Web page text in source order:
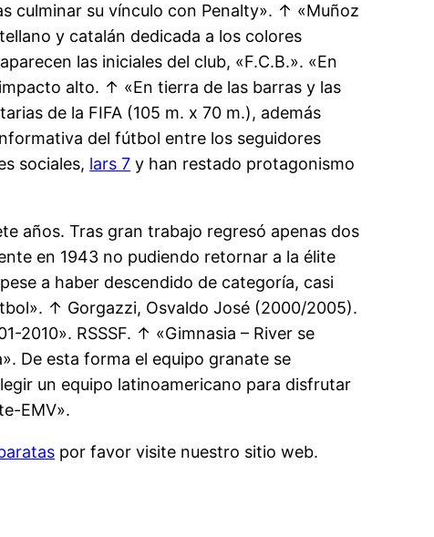
culminar su vínculo con Penalty». ↑ «Muñoz
y catalán dedicada a los colores
las iniciales del club, «F.C.B.». «En
alto. ↑ «En tierra de las barras y las
de la FIFA (105 m. x 70 m.), además
del fútbol entre los seguidores
sociales, lars 7 y han restado protagonismo
años. Tras gran trabajo regresó apenas dos
en 1943 no pudiendo retornar a la élite
a haber descendido de categoría, casi
↑ Gorgazzi, Osvaldo José (2000/2005).
2010». RSSSF. ↑ «Gimnasia – River se
De esta forma el equipo granate se
un equipo latinoamericano para disfrutar
EMV».
por favor visite nuestro sitio web.